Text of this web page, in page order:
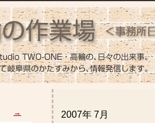
→ 2007年 7月